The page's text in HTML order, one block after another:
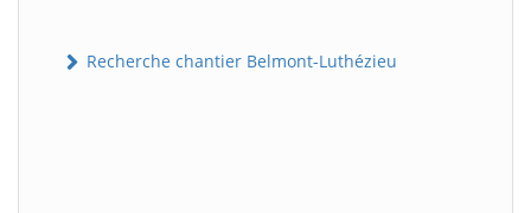
Recherche chantier Belmont-Luthézieu